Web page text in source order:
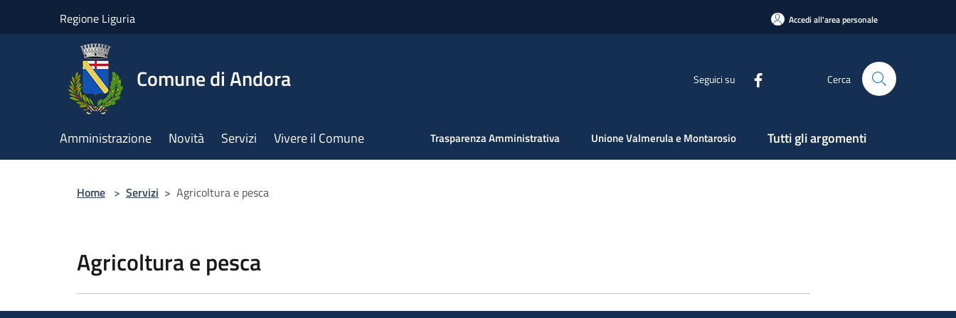
Regione Liguria Accedi all'area personale
Comune di Andora Seguici su Cerca
Amministrazione Novità Servizi Vivere il Comune Trasparenza Amministrativa Unione Valmerula e Montarosio Tutti gli argomenti
Home > Servizi > Agricoltura e pesca
Agricoltura e pesca